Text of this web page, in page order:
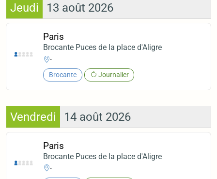
Jeudi 13 août 2026
Paris
Brocante Puces de la place d'Aligre
-
Brocante Journalier
Vendredi 14 août 2026
Paris
Brocante Puces de la place d'Aligre
-